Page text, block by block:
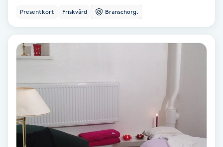
Hårbottenbehandling
Hårförlängning
Hårvård
Hälsa
Presentkort Friskvård Branschorg.